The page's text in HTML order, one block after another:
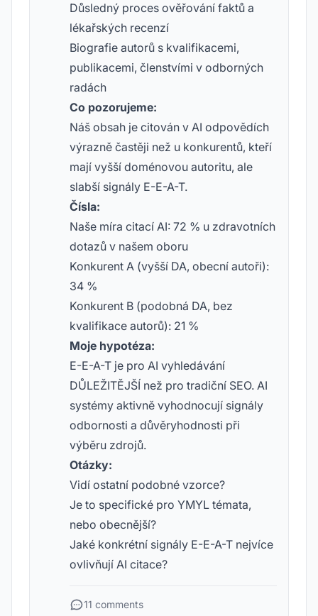
Důsledný proces ověřování faktů a
lékařských recenzí
Biografie autorů s kvalifikacemi,
publikacemi, členstvími v odborných
radách
Co pozorujeme:
Náš obsah je citován v AI odpovědích
výrazně častěji než u konkurentů, kteří
mají vyšší doménovou autoritu, ale
slabší signály E-E-A-T.
Čísla:
Naše míra citací AI: 72 % u zdravotních
dotazů v našem oboru
Konkurent A (vyšší DA, obecní autoři):
34 %
Konkurent B (podobná DA, bez
kvalifikace autorů): 21 %
Moje hypotéza:
E-E-A-T je pro AI vyhledávání
DŮLEŽITĚJŠÍ než pro tradiční SEO. AI
systémy aktivně vyhodnocují signály
odbornosti a důvěryhodnosti při
výběru zdrojů.
Otázky:
Vidí ostatní podobné vzorce?
Je to specifické pro YMYL témata,
nebo obecnější?
Jaké konkrétní signály E-E-A-T nejvíce
ovlivňují AI citace?
11 comments